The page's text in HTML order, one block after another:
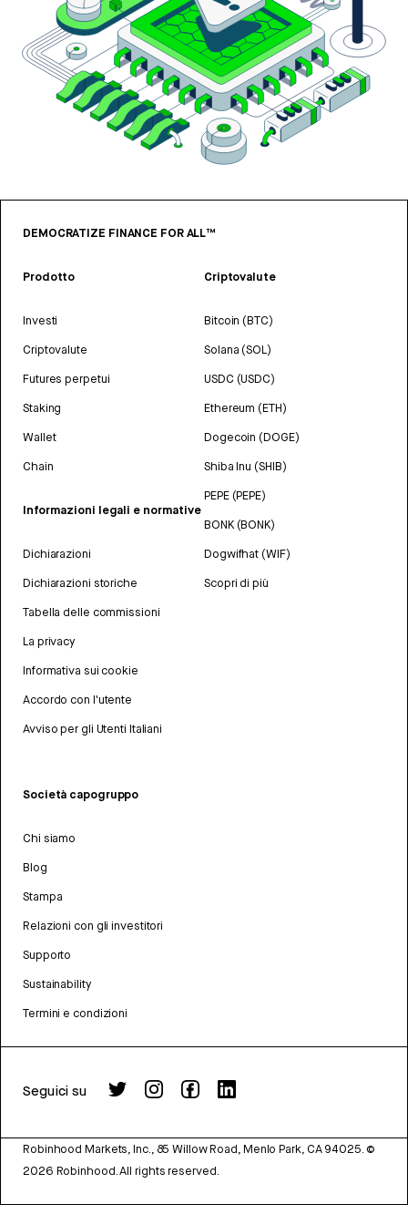
DEMOCRATIZE FINANCE FOR ALL™
Prodotto
Investi
Criptovalute
Futures perpetui
Staking
Wallet
Chain
Informazioni legali e normative
Dichiarazioni
Dichiarazioni storiche
Tabella delle commissioni
La privacy
Informativa sui cookie
Accordo con l'utente
Avviso per gli Utenti Italiani
Criptovalute
Bitcoin (BTC)
Solana (SOL)
USDC (USDC)
Ethereum (ETH)
Dogecoin (DOGE)
Shiba Inu (SHIB)
PEPE (PEPE)
BONK (BONK)
Dogwifhat (WIF)
Scopri di più
Società capogruppo
Chi siamo
Blog
Stampa
Relazioni con gli investitori
Supporto
Sustainability
Termini e condizioni
Seguici su
Robinhood Markets, Inc., 85 Willow Road, Menlo Park, CA 94025. ©
2026 Robinhood. All rights reserved.